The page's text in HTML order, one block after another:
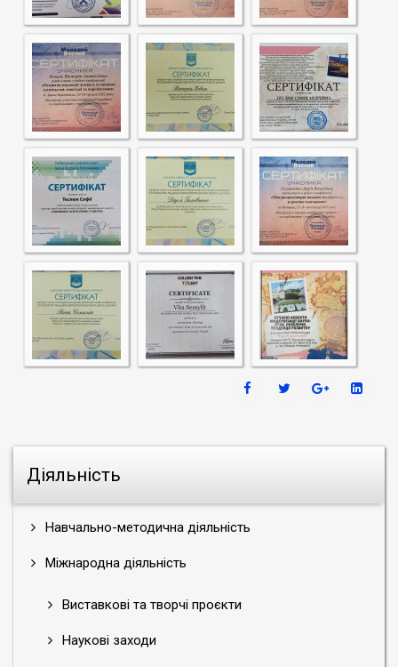
Діяльність
Навчально-методична діяльність
Міжнародна діяльність
Виставкові та творчі проєкти
Наукові заходи